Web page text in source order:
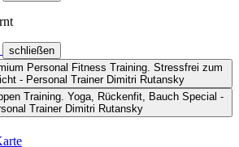
schließen